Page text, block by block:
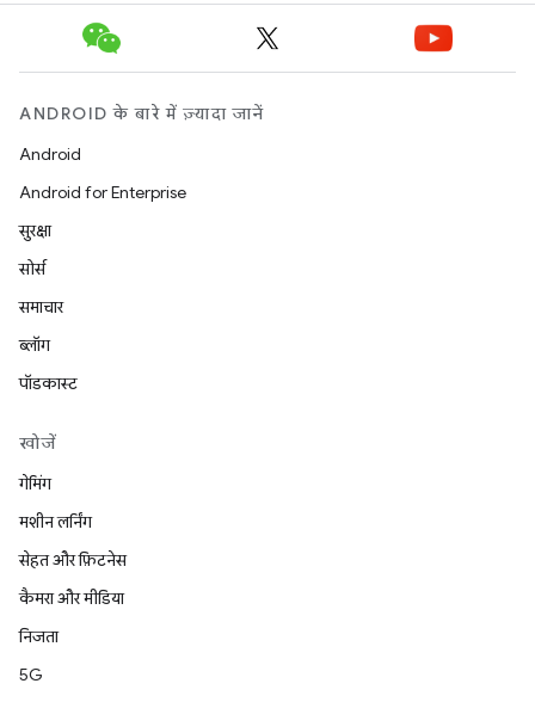
ANDROID के बारे में ज़्यादा जानें
Android
Android for Enterprise
सुरक्षा
सोर्स
समाचार
ब्लॉग
पॉडकास्ट
खोजें
गेमिंग
मशीन लर्निंग
सेहत और फ़िटनेस
कैमरा और मीडिया
निजता
5G